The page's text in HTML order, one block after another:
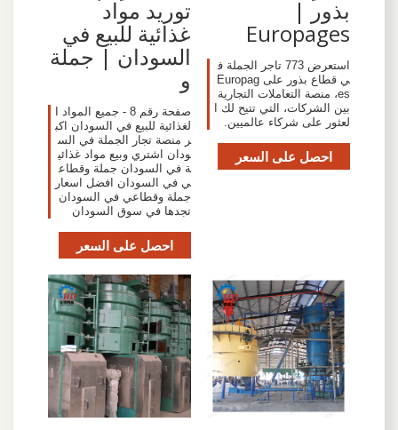
بذور |
Europages
استعرض 773 تاجر الجملة ف
ي قطاع بذور على Europag
es، منصة التعاملات التجارية
بين الشركات، التي تتيح لك ا
لعثور على شركاء عالميين.
احصل على السعر
توريد مواد
غذائية للبيع في
السودان | جملة
و
صفحة رقم 8 - جميع المواد ا
لغذائية للبيع في السودان اكب
ر منصة تجار الجملة في الس
ودان اشتري وبيع مواد غذائي
ة في السودان جملة وقطاع
ي في السودان افضل اسعار
جملة وقطاعي في السودان
تجدها في سوق السودان
احصل على السعر